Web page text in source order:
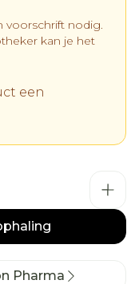
voorschrift nodig.
kan je het
een
Pharma